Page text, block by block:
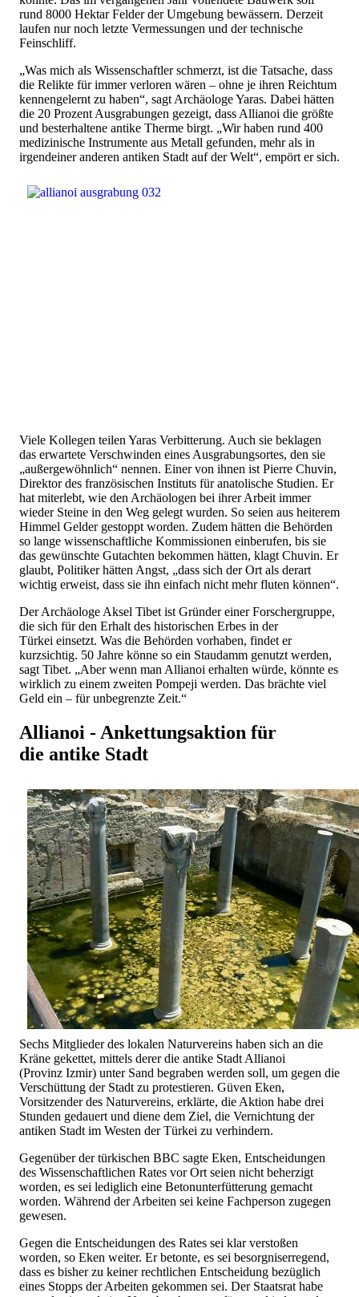
rund 8000 Hektar Felder der Umgebung bewässern. Derzeit
laufen nur noch letzte Vermessungen und der technische
Feinschliff.
„Was mich als Wissenschaftler schmerzt, ist die Tatsache, dass
die Relikte für immer verloren wären – ohne je ihren Reichtum
kennengelernt zu haben“, sagt Archäologe Yaras. Dabei hätten
die 20 Prozent Ausgrabungen gezeigt, dass Allianoi die größte
und besterhaltene antike Therme birgt. „Wir haben rund 400
medizinische Instrumente aus Metall gefunden, mehr als in
irgendeiner anderen antiken Stadt auf der Welt“, empört er sich.
Viele Kollegen teilen Yaras Verbitterung. Auch sie beklagen
das erwartete Verschwinden eines Ausgrabungsortes, den sie
„außergewöhnlich“ nennen. Einer von ihnen ist Pierre Chuvin,
Direktor des französischen Instituts für anatolische Studien. Er
hat miterlebt, wie den Archäologen bei ihrer Arbeit immer
wieder Steine in den Weg gelegt wurden. So seien aus heiterem
Himmel Gelder gestoppt worden. Zudem hätten die Behörden
so lange wissenschaftliche Kommissionen einberufen, bis sie
das gewünschte Gutachten bekommen hätten, klagt Chuvin. Er
glaubt, Politiker hätten Angst, „dass sich der Ort als derart
wichtig erweist, dass sie ihn einfach nicht mehr fluten können“.
Der Archäologe Aksel Tibet ist Gründer einer Forschergruppe,
die sich für den Erhalt des historischen Erbes in der
Türkei einsetzt. Was die Behörden vorhaben, findet er
kurzsichtig. 50 Jahre könne so ein Staudamm genutzt werden,
sagt Tibet. „Aber wenn man Allianoi erhalten würde, könnte es
wirklich zu einem zweiten Pompeji werden. Das brächte viel
Geld ein – für unbegrenzte Zeit.“
Allianoi - Ankettungsaktion für
die antike Stadt
Sechs Mitglieder des lokalen Naturvereins haben sich an die
Kräne gekettet, mittels derer die antike Stadt Allianoi
(Provinz Izmir) unter Sand begraben werden soll, um gegen die
Verschüttung der Stadt zu protestieren. Güven Eken,
Vorsitzender des Naturvereins, erklärte, die Aktion habe drei
Stunden gedauert und diene dem Ziel, die Vernichtung der
antiken Stadt im Westen der Türkei zu verhindern.
Gegenüber der türkischen BBC sagte Eken, Entscheidungen
des Wissenschaftlichen Rates vor Ort seien nicht beherzigt
worden, es sei lediglich eine Betonunterfütterung gemacht
worden. Während der Arbeiten sei keine Fachperson zugegen
gewesen.
Gegen die Entscheidungen des Rates sei klar verstoßen
worden, so Eken weiter. Er betonte, es sei besorgniserregend,
dass es bisher zu keiner rechtlichen Entscheidung bezüglich
eines Stopps der Arbeiten gekommen sei. Der Staatsrat habe